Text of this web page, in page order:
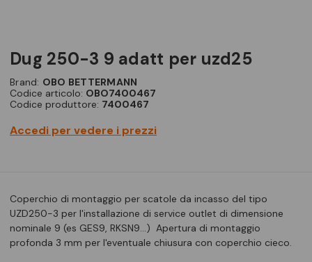
dug 250-3 9 adatt per uzd25
Brand: OBO BETTERMANN
Codice articolo: OBO7400467
Codice produttore: 7400467
Accedi per vedere i prezzi
Coperchio di montaggio per scatole da incasso del tipo
UZD250-3 per l'installazione di service outlet di dimensione
nominale 9 (es GES9, RKSN9...) Apertura di montaggio
profonda 3 mm per l'eventuale chiusura con coperchio cieco.